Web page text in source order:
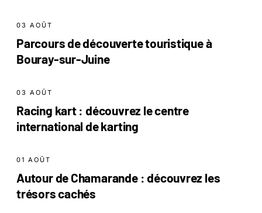
03 AOÛT
Parcours de découverte touristique à
Bouray-sur-Juine
03 AOÛT
Racing kart : découvrez le centre
international de karting
01 AOÛT
Autour de Chamarande : découvrez les
trésors cachés